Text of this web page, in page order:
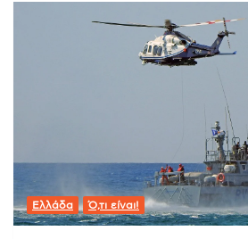
Ελλάδα Ό,τι είναι!